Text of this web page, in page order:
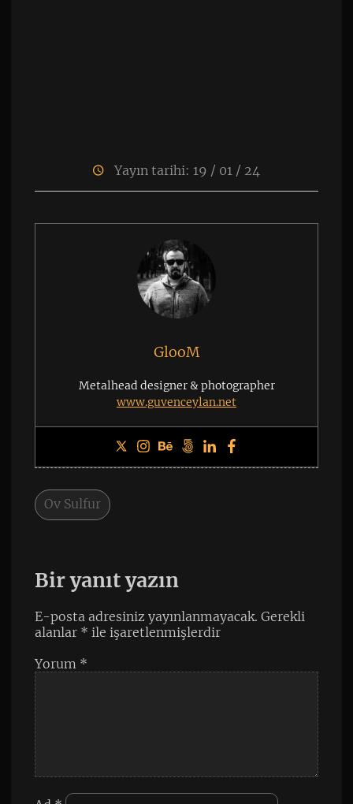
Yayın tarihi: 19 / 01 / 24
GlooM
Metalhead designer & photographer
www.guvenceylan.net
Ov Sulfur
Bir yanıt yazın
E-posta adresiniz yayınlanmayacak. Gerekli
alanlar * ile işaretlenmişlerdir
Yorum *